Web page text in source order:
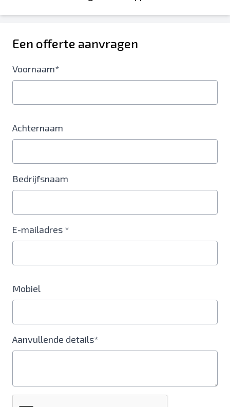
Een offerte aanvragen
Voornaam*
Achternaam
Bedrijfsnaam
E-mailadres *
Mobiel
Aanvullende details*